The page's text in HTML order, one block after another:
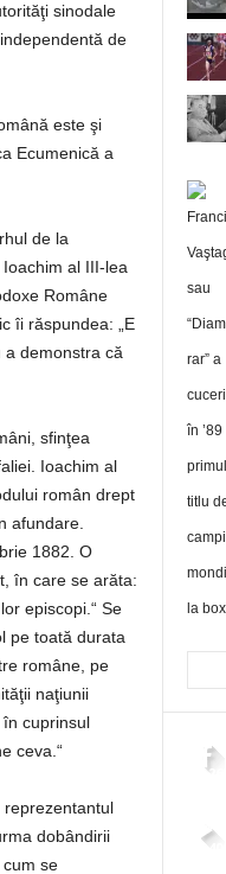
sinodale
de
este şi
Ecumenică a
de la
al III-lea
Române
îi răspundea: „E
a demonstra că
sfinţea
Ioachim al
român drept
afundare.
1882. O
în care se arăta:
episcopi.“ Se
pe toată durata
române, pe
naţiunii
cuprinsul
ceva.“
dobândirii
se
2,265
4,400